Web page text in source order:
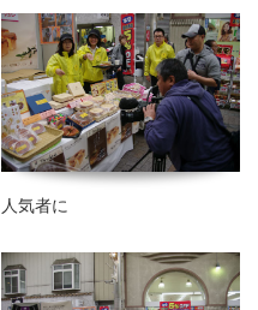
人気者に